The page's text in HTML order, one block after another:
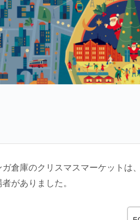
倉庫のクリスマスマーケットは
がありました。